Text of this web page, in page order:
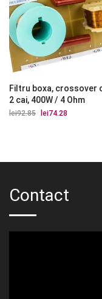
Filtru boxa, crossover
2 cai, 400W / 4 Ohm
lei92.85
Prețul
lei74.28
Contact